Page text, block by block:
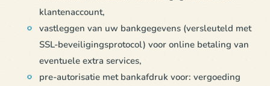
klantenaccount,
vastleggen van uw bankgegevens (versleuteld met
SSL-beveiligingsprotocol) voor online betaling van
eventuele extra services,
pre-autorisatie met bankafdruk voor: vergoeding